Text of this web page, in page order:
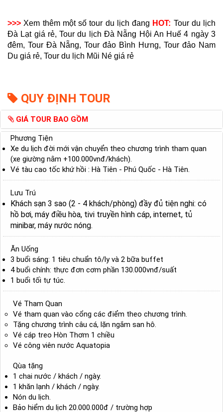
>>> Xem thêm một số tour du lịch đang HOT: Tour du lịch
Đà Lạt giá rẻ,Tour du lịch Đà Nẵng Hội An Huế 4 ngày 3
đêm, Tour Đà Nẵng, Tour đảo Bình Hưng, Tour đảo Nam
Du giá rẻ, Tour du lịch Mũi Né giá rẻ
QUY ĐỊNH TOUR
GIÁ TOUR BAO GỒM
Phương Tiện
Xe du lịch đời mới vận chuyển theo chương trình tham quan
(xe giường nằm +100.000vnđ/khách).
Vé tàu cao tốc khứ hồi : Hà Tiên - Phú Quốc - Hà Tiên.
Lưu Trú
Khách sạn 3 sao (2 - 4 khách/phòng) đầy đủ tiện nghi: có
hồ bơi, máy điều hòa, tivi truyền hình cáp, internet, tủ
minibar, máy nước nóng.
Ăn Uống
3 buổi sáng: 1 tiêu chuẩn tô/ly và 2 bữa buffet
4 buổi chính: thực đơn cơm phần 130.000vnđ/suất
1 buổi tối tự túc.
Vé Tham Quan
Vé tham quan vào cổng các điểm theo chương trình.
Tặng chương trình câu cá, lặn ngắm san hô.
Vé cáp treo Hòn Thơm 1 chiều
Vé công viên nước Aquatopia
Qùa tặng
1 chai nước / khách / ngày.
1 khăn lạnh / khách / ngày.
Nón du lịch.
Bảo hiểm du lịch 20.000.000đ / trường hợp